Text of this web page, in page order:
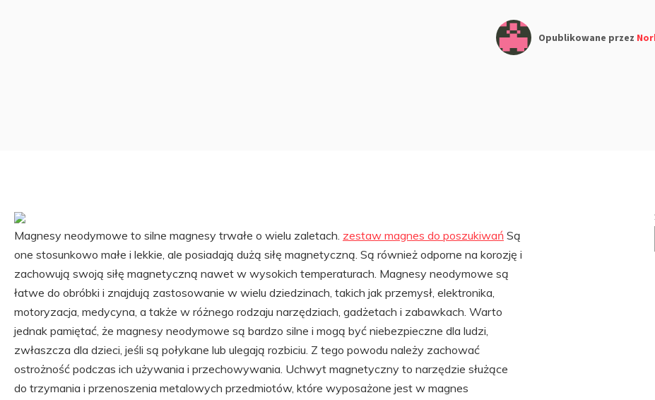
Opublikowane przez
Magnesy neodymowe to silne magnesy trwałe o wielu zaletach. zestaw magnes do poszukiwań Są
one stosunkowo małe i lekkie, ale posiadają dużą siłę magnetyczną. Są również odporne na korozję i
zachowują swoją siłę magnetyczną nawet w wysokich temperaturach. Magnesy neodymowe są
łatwe do obróbki i znajdują zastosowanie w wielu dziedzinach, takich jak przemysł, elektronika,
motoryzacja, medycyna, a także w różnego rodzaju narzędziach, gadżetach i zabawkach. Warto
jednak pamiętać, że magnesy neodymowe są bardzo silne i mogą być niebezpieczne dla ludzi,
zwłaszcza dla dzieci, jeśli są połykane lub ulegają rozbiciu. Z tego powodu należy zachować
ostrożność podczas ich używania i przechowywania. Uchwyt magnetyczny to narzędzie służące
do trzymania i przenoszenia metalowych przedmiotów, które wyposażone jest w magnes